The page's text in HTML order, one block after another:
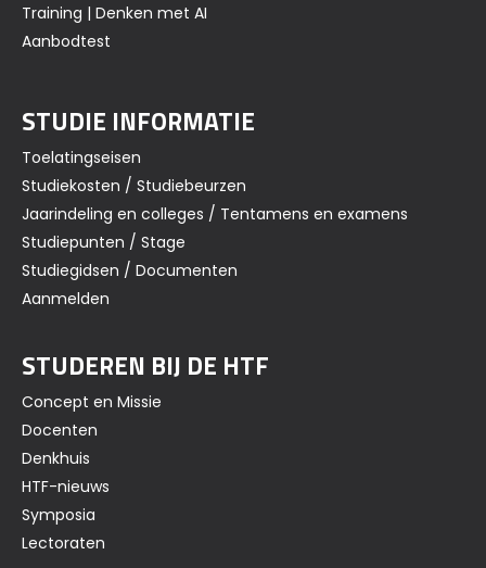
Training | Denken met AI
Aanbodtest
STUDIE INFORMATIE
Toelatingseisen
Studiekosten / Studiebeurzen
Jaarindeling en colleges / Tentamens en examens
Studiepunten / Stage
Studiegidsen / Documenten
Aanmelden
STUDEREN BIJ DE HTF
Concept en Missie
Docenten
Denkhuis
HTF-nieuws
Symposia
Lectoraten